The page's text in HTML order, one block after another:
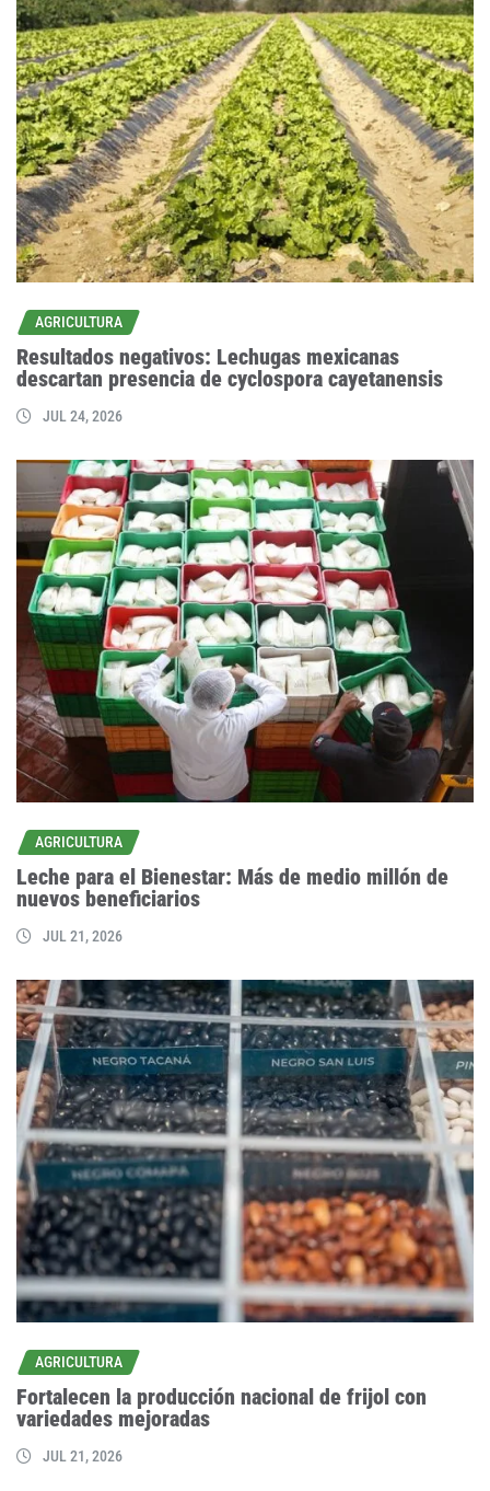
AGRICULTURA
Resultados negativos: Lechugas mexicanas
descartan presencia de cyclospora cayetanensis
JUL 24, 2026
AGRICULTURA
Leche para el Bienestar: Más de medio millón de
nuevos beneficiarios
JUL 21, 2026
AGRICULTURA
Fortalecen la producción nacional de frijol con
variedades mejoradas
JUL 21, 2026